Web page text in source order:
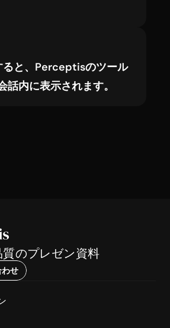
ると、Perceptisのツール
内に表示されます。
のプレゼン資料
わせ